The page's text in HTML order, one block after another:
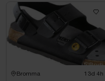
Bromma 13d 4h